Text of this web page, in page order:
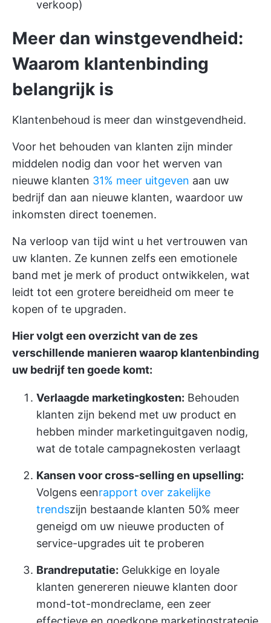
verkoop)
Meer dan winstgevendheid:
Waarom klantenbinding
belangrijk is
Klantenbehoud is meer dan winstgevendheid.
Voor het behouden van klanten zijn minder
middelen nodig dan voor het werven van
nieuwe klanten 31% meer uitgeven aan uw
bedrijf dan aan nieuwe klanten, waardoor uw
inkomsten direct toenemen.
Na verloop van tijd wint u het vertrouwen van
uw klanten. Ze kunnen zelfs een emotionele
band met je merk of product ontwikkelen, wat
leidt tot een grotere bereidheid om meer te
kopen of te upgraden.
Hier volgt een overzicht van de zes
verschillende manieren waarop klantenbinding
uw bedrijf ten goede komt:
Verlaagde marketingkosten: Behouden
klanten zijn bekend met uw product en
hebben minder marketinguitgaven nodig,
wat de totale campagnekosten verlaagt
Kansen voor cross-selling en upselling:
Volgens eenrapport over zakelijke
trendszijn bestaande klanten 50% meer
geneigd om uw nieuwe producten of
service-upgrades uit te proberen
Brandreputatie: Gelukkige en loyale
klanten genereren nieuwe klanten door
mond-tot-mondreclame, een zeer